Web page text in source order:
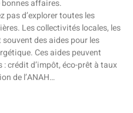
affaires.
pas d’explorer toutes les
Les collectivités locales, les
des aides pour les
Ces aides peuvent
crédit d’impôt, éco-prêt à taux
de l’ANAH…